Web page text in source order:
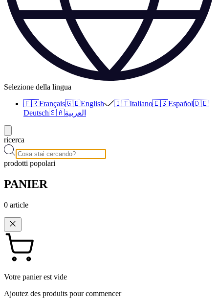
Selezione della lingua
🇫🇷Français🇬🇧English 🇮🇹Italiano🇪🇸Español🇩🇪
Deutsch🇸🇦العربية
ricerca
prodotti popolari
PANIER
0 article
Votre panier est vide
Ajoutez des produits pour commencer